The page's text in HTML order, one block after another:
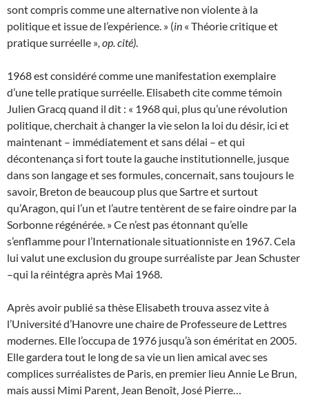
sont compris comme une alternative non violente à la
politique et issue de l’expérience. » (in « Théorie critique et
pratique surréelle », op. cité).
1968 est considéré comme une manifestation exemplaire
d’une telle pratique surréelle. Elisabeth cite comme témoin
Julien Gracq quand il dit : « 1968 qui, plus qu’une révolution
politique, cherchait à changer la vie selon la loi du désir, ici et
maintenant – immédiatement et sans délai – et qui
décontenança si fort toute la gauche institutionnelle, jusque
dans son langage et ses formules, concernait, sans toujours le
savoir, Breton de beaucoup plus que Sartre et surtout
qu’Aragon, qui l’un et l’autre tentèrent de se faire oindre par la
Sorbonne régénérée. » Ce n’est pas étonnant qu’elle
s’enflamme pour l’Internationale situationniste en 1967. Cela
lui valut une exclusion du groupe surréaliste par Jean Schuster
–qui la réintégra après Mai 1968.
Après avoir publié sa thèse Elisabeth trouva assez vite à
l’Université d’Hanovre une chaire de Professeure de Lettres
modernes. Elle l’occupa de 1976 jusqu’à son éméritat en 2005.
Elle gardera tout le long de sa vie un lien amical avec ses
complices surréalistes de Paris, en premier lieu Annie Le Brun,
mais aussi Mimi Parent, Jean Benoît, José Pierre…